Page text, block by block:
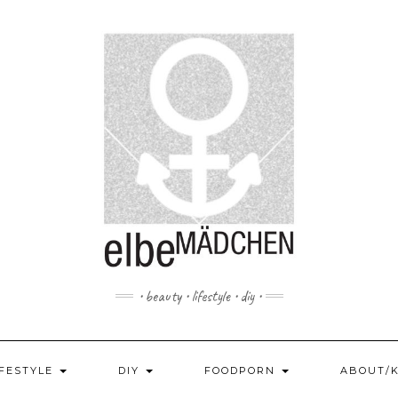
• beauty • lifestyle • diy •
DIY FOODPORN ABOUT/